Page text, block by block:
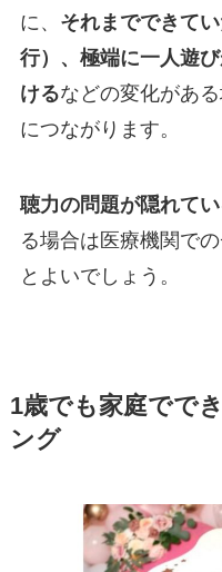
に、 それまでできて
行）、極端に一人遊
けるなどの変化があ
につながります。
聴力の問題が隠れて
る場合は医療機関で
とよいでしょう。
1歳でも家庭でで
ング